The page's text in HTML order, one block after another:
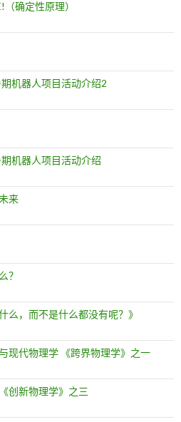
确定性原理）
机器人项目活动介绍2
机器人项目活动介绍
来
？
么，而不是什么都没有呢？》
现代物理学 《跨界物理学》之一
创新物理学》之三